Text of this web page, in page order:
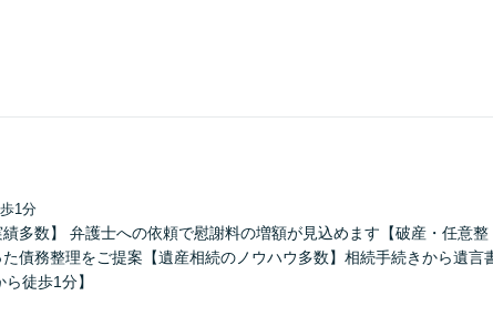
1分
績多数】 弁護士への依頼で慰謝料の増額が見込めます【破産・任意整
債務整理をご提案【遺産相続のノウハウ多数】相続手続きから遺言
徒歩1分】